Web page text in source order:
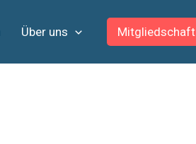
Über uns Mitgliedschaft